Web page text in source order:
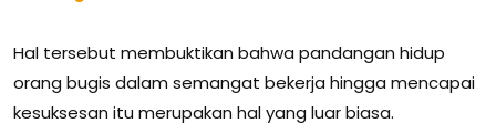
Hal tersebut membuktikan bahwa pandangan hidup
orang bugis dalam semangat bekerja hingga mencapai
kesuksesan itu merupakan hal yang luar biasa.